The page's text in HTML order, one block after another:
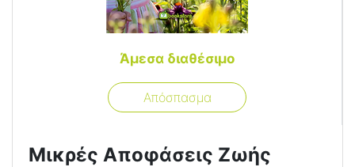
Άμεσα διαθέσιμο
Απόσπασμα
Μικρές Αποφάσεις Ζωής